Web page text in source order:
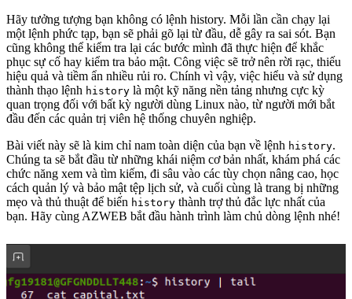
Hãy tưởng tượng bạn không có lệnh history. Mỗi lần cần chạy lại
một lệnh phức tạp, bạn sẽ phải gõ lại từ đầu, dễ gây ra sai sót. Bạn
cũng không thể kiểm tra lại các bước mình đã thực hiện để khắc
phục sự cố hay kiểm tra bảo mật. Công việc sẽ trở nên rời rạc, thiếu
hiệu quả và tiềm ẩn nhiều rủi ro. Chính vì vậy, việc hiểu và sử dụng
thành thạo lệnh history là một kỹ năng nền tảng nhưng cực kỳ
quan trọng đối với bất kỳ người dùng Linux nào, từ người mới bắt
đầu đến các quản trị viên hệ thống chuyên nghiệp.
Bài viết này sẽ là kim chỉ nam toàn diện của bạn về lệnh history.
Chúng ta sẽ bắt đầu từ những khái niệm cơ bản nhất, khám phá các
chức năng xem và tìm kiếm, đi sâu vào các tùy chọn nâng cao, học
cách quản lý và bảo mật tệp lịch sử, và cuối cùng là trang bị những
mẹo và thủ thuật để biến history thành trợ thủ đắc lực nhất của
bạn. Hãy cùng AZWEB bắt đầu hành trình làm chủ dòng lệnh nhé!